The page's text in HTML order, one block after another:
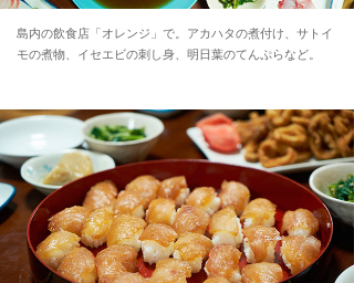
島内の飲食店「オレンジ」で。アカハタの煮付け、サトイ
モの煮物、イセエビの刺し身、明日葉のてんぷらなど。